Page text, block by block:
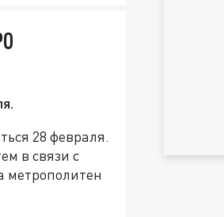
28 февраля.
в связи с
метрополитен